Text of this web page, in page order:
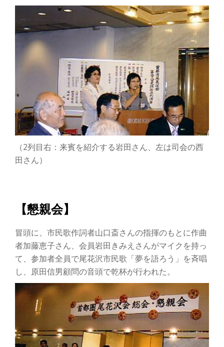
（2列目右：来賓を紹介する岩田さん、左は司会の西
田さん）
【懇親会】
冒頭に、市民歌作詞者山口斎さんの指揮のもとに作曲
者加藤恵子さん、会員岩田きみえさんがマイクを持っ
て、参加者全員で尾花沢市民歌「夢を語ろう」を斉唱
し、原田信男顧問の音頭で乾杯が行われた。